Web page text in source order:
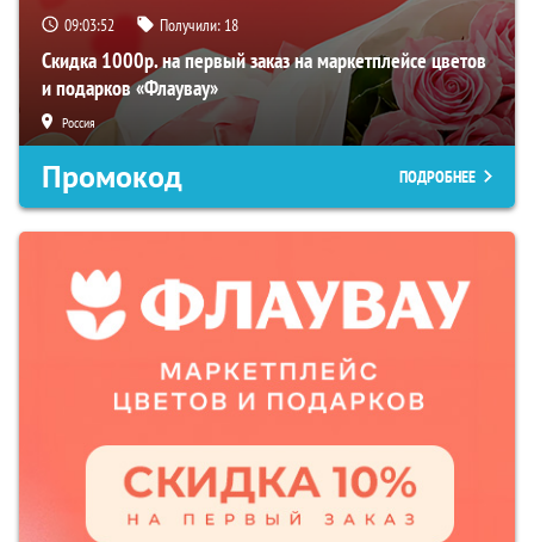
09:03:51 Получили: 18
Скидка 1000р. на первый заказ на маркетплейсе цветов
и подарков «Флаувау»
Россия
Промокод ПОДРОБНЕЕ